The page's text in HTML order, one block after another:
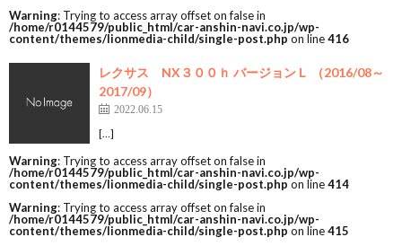
Warning: Trying to access array offset on false in
/home/r0144579/public_html/car-anshin-navi.co.jp/wp-
content/themes/lionmedia-child/single-post.php on line416
レクサス NX３００ｈ バージョンＬ （2016/08～
2017/09）
2022.06.15
[…]
Warning: Trying to access array offset on false in
/home/r0144579/public_html/car-anshin-navi.co.jp/wp-
content/themes/lionmedia-child/single-post.php on line414
Warning: Trying to access array offset on false in
/home/r0144579/public_html/car-anshin-navi.co.jp/wp-
content/themes/lionmedia-child/single-post.php on line415